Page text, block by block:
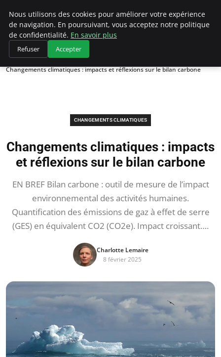
Climategatecountryclub.com
Accueil
Changements climatiques
Changements climatiques : impacts et réflexions sur le bilan carbone
CHANGEMENTS CLIMATIQUES
Changements climatiques : impacts
et réflexions sur le bilan carbone
EN BREF Bilan carbone : outil de mesure de l’impact
environnemental des activités humaines.
Quantification des émissions de gaz à effet de serre
(GES) en équivalent CO2 (CO2e). Impact croissant….
Charlotte Lemaire
8 février 2025
Nous utilisons des cookies pour améliorer votre expérience
de navigation. En poursuivant, vous acceptez notre politique
de confidentialité. En savoir plus
Refuser Accepter